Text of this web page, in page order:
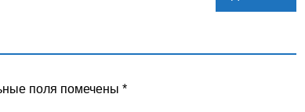
поля помечены *